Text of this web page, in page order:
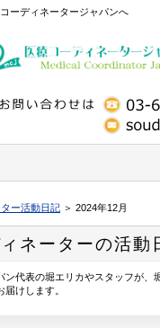
ーディネータージャパンへ
ー活動日記 ＞ 2024年12月
ネーターの活動
ン代表の堀エリカやスタッフが、
けします。